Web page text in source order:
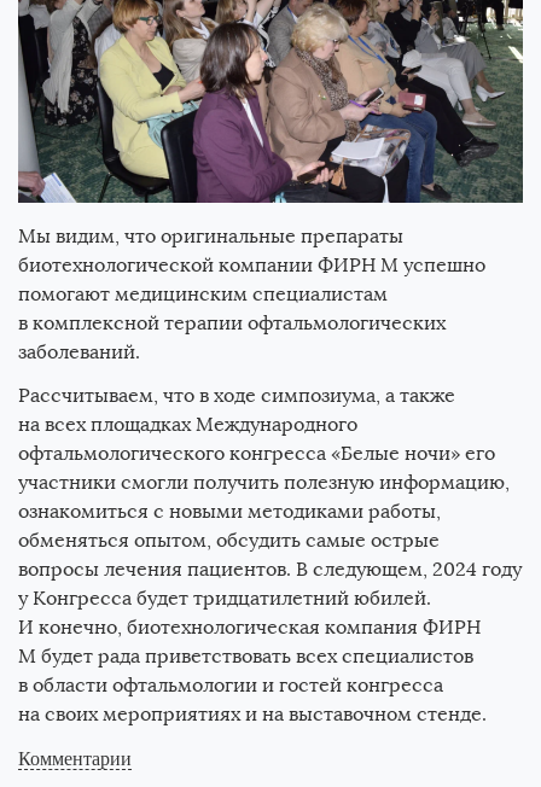
Мы видим, что оригинальные препараты
биотехнологической компании ФИРН М успешно
помогают медицинским специалистам
в комплексной терапии офтальмологических
заболеваний.
Рассчитываем, что в ходе симпозиума, а также
на всех площадках Международного
офтальмологического конгресса «Белые ночи» его
участники смогли получить полезную информацию,
ознакомиться с новыми методиками работы,
обменяться опытом, обсудить самые острые
вопросы лечения пациентов. В следующем, 2024 году
у Конгресса будет тридцатилетний юбилей.
И конечно, биотехнологическая компания ФИРН
М будет рада приветствовать всех специалистов
в области офтальмологии и гостей конгресса
на своих мероприятиях и на выставочном стенде.
Комментарии